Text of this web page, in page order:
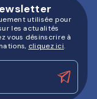
utilisée pour
les actualités
vous désinscrire à
cliquez ici.